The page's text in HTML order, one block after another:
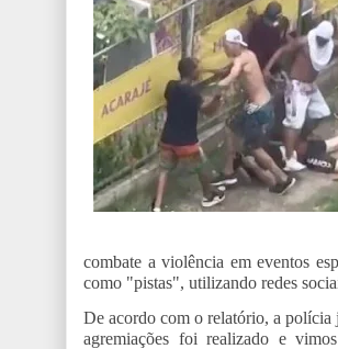
combate a violência em eventos
como "pistas", utilizando redes
De acordo com o relatório, a polícia
agremiações foi realizado e